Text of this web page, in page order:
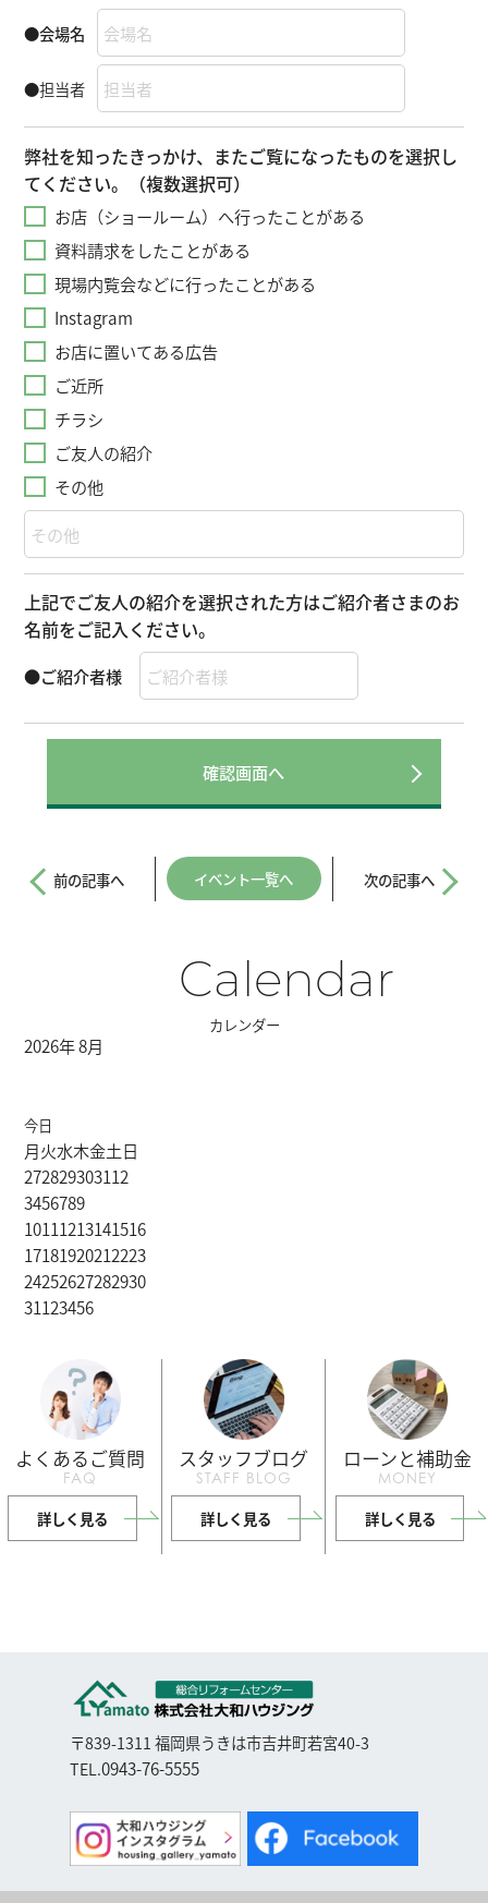
●会場名
●担当者
弊社を知ったきっかけ、またご覧になったものを選択し
てください。（複数選択可）
お店（ショールーム）へ行ったことがある
資料請求をしたことがある
現場内覧会などに行ったことがある
Instagram
お店に置いてある広告
ご近所
チラシ
ご友人の紹介
その他
上記でご友人の紹介を選択された方はご紹介者さまのお
名前をご記入ください。
●ご紹介者様
前の記事へ イベント一覧へ 次の記事へ
Calendar
カレンダー
2026年 8月
今日
月火水木金土日
272829303112
3456789
10111213141516
17181920212223
24252627282930
31123456
よくあるご質問
FAQ
詳しく見る
スタッフブログ
STAFF BLOG
詳しく見る
ローンと補助金
MONEY
詳しく見る
〒839-1311 福岡県うきは市吉井町若宮40-3
TEL.0943-76-5555